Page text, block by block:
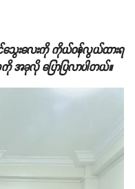
ေးလေးကို ကိုယ်ဝန်လွယ်ထားရ
အခုလို ပြောပြလာပါတယ်။